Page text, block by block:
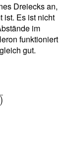
Dreiecks an,
ist. Es ist nicht
im
funktioniert
gut.
)